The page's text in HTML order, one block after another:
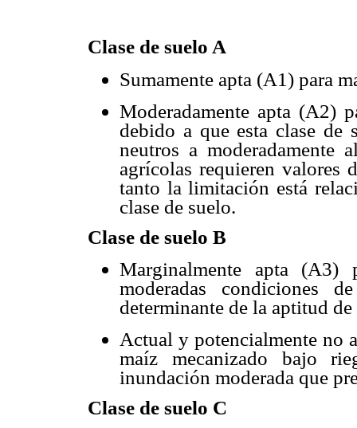
Clase de suelo A
Sumamente apta (A1) para
Moderadamente apta (A2)
debido a que esta clase de
neutros a
agrícolas requieren
tanto la limitación está
clase de suelo.
Clase de suelo B
Marginalmente apta (A3)
moderadas condiciones
determinante de la aptitud
Actual y potencialmente no
maíz mecanizado bajo
inundación moderada que
Clase de suelo C